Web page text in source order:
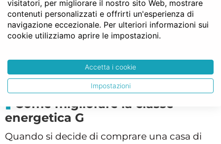
Affidarsi a un tecnico del settore per
comprendere quali siano le caratteristiche di
una casa per evitare di compiere scelte
soluzione più saggia.
Come migliorare la classe
energetica G
Quando si decide di comprare una casa di
visitatori, per migliorare il nostro sito Web, mostrare
contenuti personalizzati e offrirti un'esperienza di
navigazione eccezionale. Per ulteriori informazioni sui
cookie utilizziamo aprire le impostazioni.
Accetta i cookie
Impostazioni